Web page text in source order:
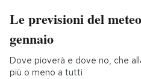
Le previsioni del
gennaio
Dove pioverà e dove no, che
più o meno a tutti